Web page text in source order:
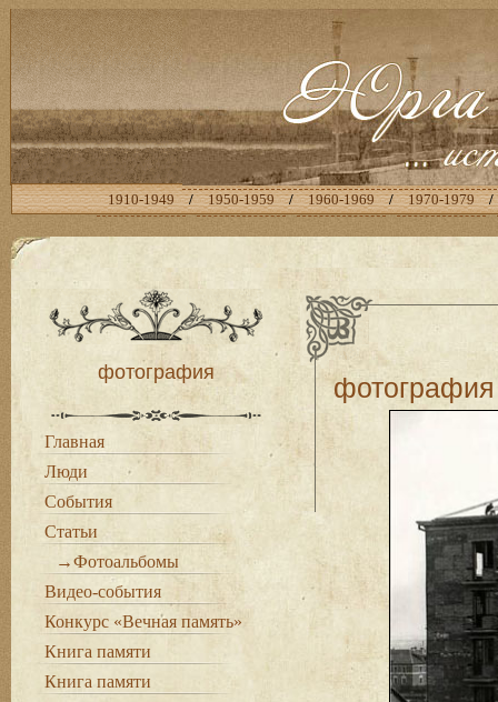
1910-1949 / 1950-1959 / 1960-1969 / 1970-1979 /
фотография
Главная
Люди
События
Статьи
→Фотоальбомы
Видео-события
Конкурс «Вечная память»
Книга памяти
Книга памяти
фотография